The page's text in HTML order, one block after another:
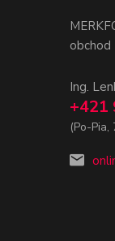
obchod
Ing.
+421
(Po-Pia,